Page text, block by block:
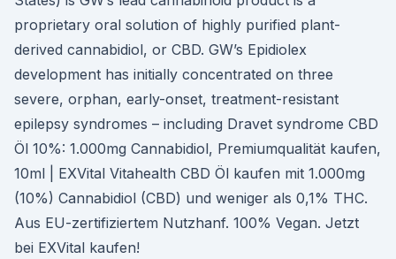
proprietary oral solution of highly purified plant-
derived cannabidiol, or CBD. GW’s Epidiolex
development has initially concentrated on three
severe, orphan, early-onset, treatment-resistant
epilepsy syndromes – including Dravet syndrome CBD
Öl 10%: 1.000mg Cannabidiol, Premiumqualität kaufen,
10ml | EXVital Vitahealth CBD Öl kaufen mit 1.000mg
(10%) Cannabidiol (CBD) und weniger als 0,1% THC.
Aus EU-zertifiziertem Nutzhanf. 100% Vegan. Jetzt
bei EXVital kaufen!